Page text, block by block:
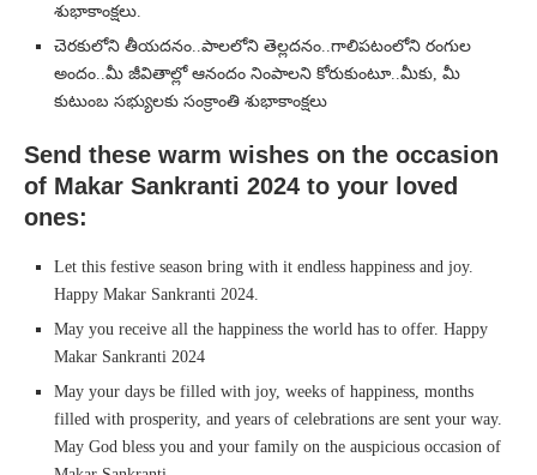
శుభాకాంక్షలు.
చెరకులోని తీయదనం..పాలలోని తెల్లదనం..గాలిపటంలోని రంగుల
అందం..మీ జీవితాల్లో ఆనందం నింపాలని కోరుకుంటూ..మీకు, మీ
కుటుంబ సభ్యులకు సంక్రాంతి శుభాకాంక్షలు
Send these warm wishes on the occasion
of Makar Sankranti 2024 to your loved
ones:
Let this festive season bring with it endless happiness and joy.
Happy Makar Sankranti 2024.
May you receive all the happiness the world has to offer. Happy
Makar Sankranti 2024
May your days be filled with joy, weeks of happiness, months
filled with prosperity, and years of celebrations are sent your way.
May God bless you and your family on the auspicious occasion of